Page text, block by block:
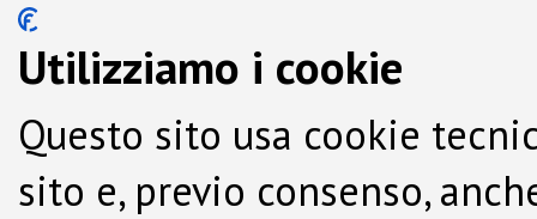
Utilizziamo i cookie
Questo sito usa cookie
sito e, previo consenso,